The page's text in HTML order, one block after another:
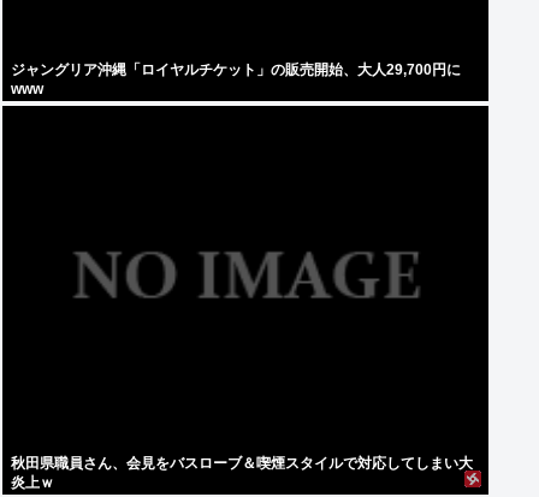
ジャングリア沖縄「ロイヤルチケット」の販売開始、大人29,700円に
www
秋田県職員さん、会見をバスローブ＆喫煙スタイルで対応してしまい大
炎上ｗ